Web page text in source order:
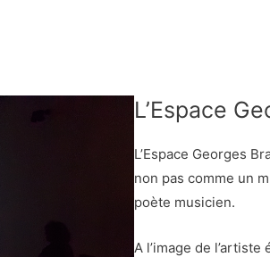
L’Espace
L’Espace Georges
non pas comme un
poète musicien.
A l’image de